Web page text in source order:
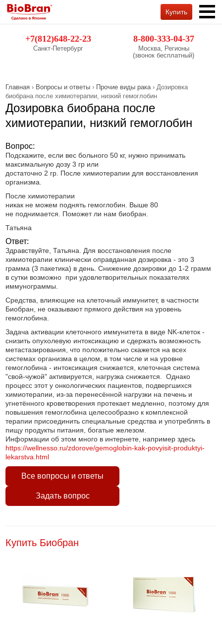
+7(812)648-22-23
Санкт-Петербург
8-800-333-04-37
Москва, Регионы
(звонок бесплатный)
Купить
Главная › Вопросы и ответы › Прочие виды рака› Дозировка
биобрана после химиотерапии, низкий гемоглобин
Дозировка биобрана после
химиотерапии, низкий гемоглобин
Вопрос:
Подскажите, если вес больного 50 кг, нужно принимать
максимальную дозу 3 гр или
достаточно 2 гр. После химиотерапии для восстановления
организма.
После химиотерапии
никак не можем поднять гемоглобин. Выше 80
не поднимается. Поможет ли нам биобран.
Татьяна
Ответ:
Здравствуйте, Татьяна. Для восстановления после
химиотерапии клинически оправданная дозировка - это 3
грамма (3 пакетика) в день. Снижение дозировки до 1-2 грамм
в сутки возможно при удовлетворительных показателях
иммунограммы.
Средства, влияющие на клеточный иммунитет, в частности
Биобран, не оказывают прямого действия на уровень
гемоглобина.
Задача активации клеточного иммунитета в виде NK-клеток -
снизить опухолевую интоксикацию и сдержать возможность
метастазирования, что положительно скажется на всех
системах организма в целом, в том числе и на уровне
гемоглобина - интоксикация снижается, клеточная система
"свой-чужой" активируется, нагрузка снижается. Однако
процесс этот у онкологических пациентов, подвергшихся
химиотерапии, из-за перенесённой нагрузки на печень и
угнетённого кроветворения протекает медленно, поэтому для
повышения гемоглобина целесообразно к комплексной
терапии присоединить специальные средства и употреблять в
пищу продукты питания, богатые железом.
Информации об этом много в интернете, например здесь
https://wellnesso.ru/zdorove/gemoglobin-kak-povyisit-produktyi-
lekarstva.html
Все вопросы и ответы
Задать вопрос
Купить Биобран